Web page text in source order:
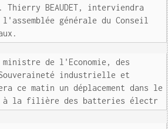
Thierry BEAUDET, interviendra
générale du Conseil
ministre de l'Economie, des
industrielle et
ce matin un déplacement dans le
à la filière des batteries électr